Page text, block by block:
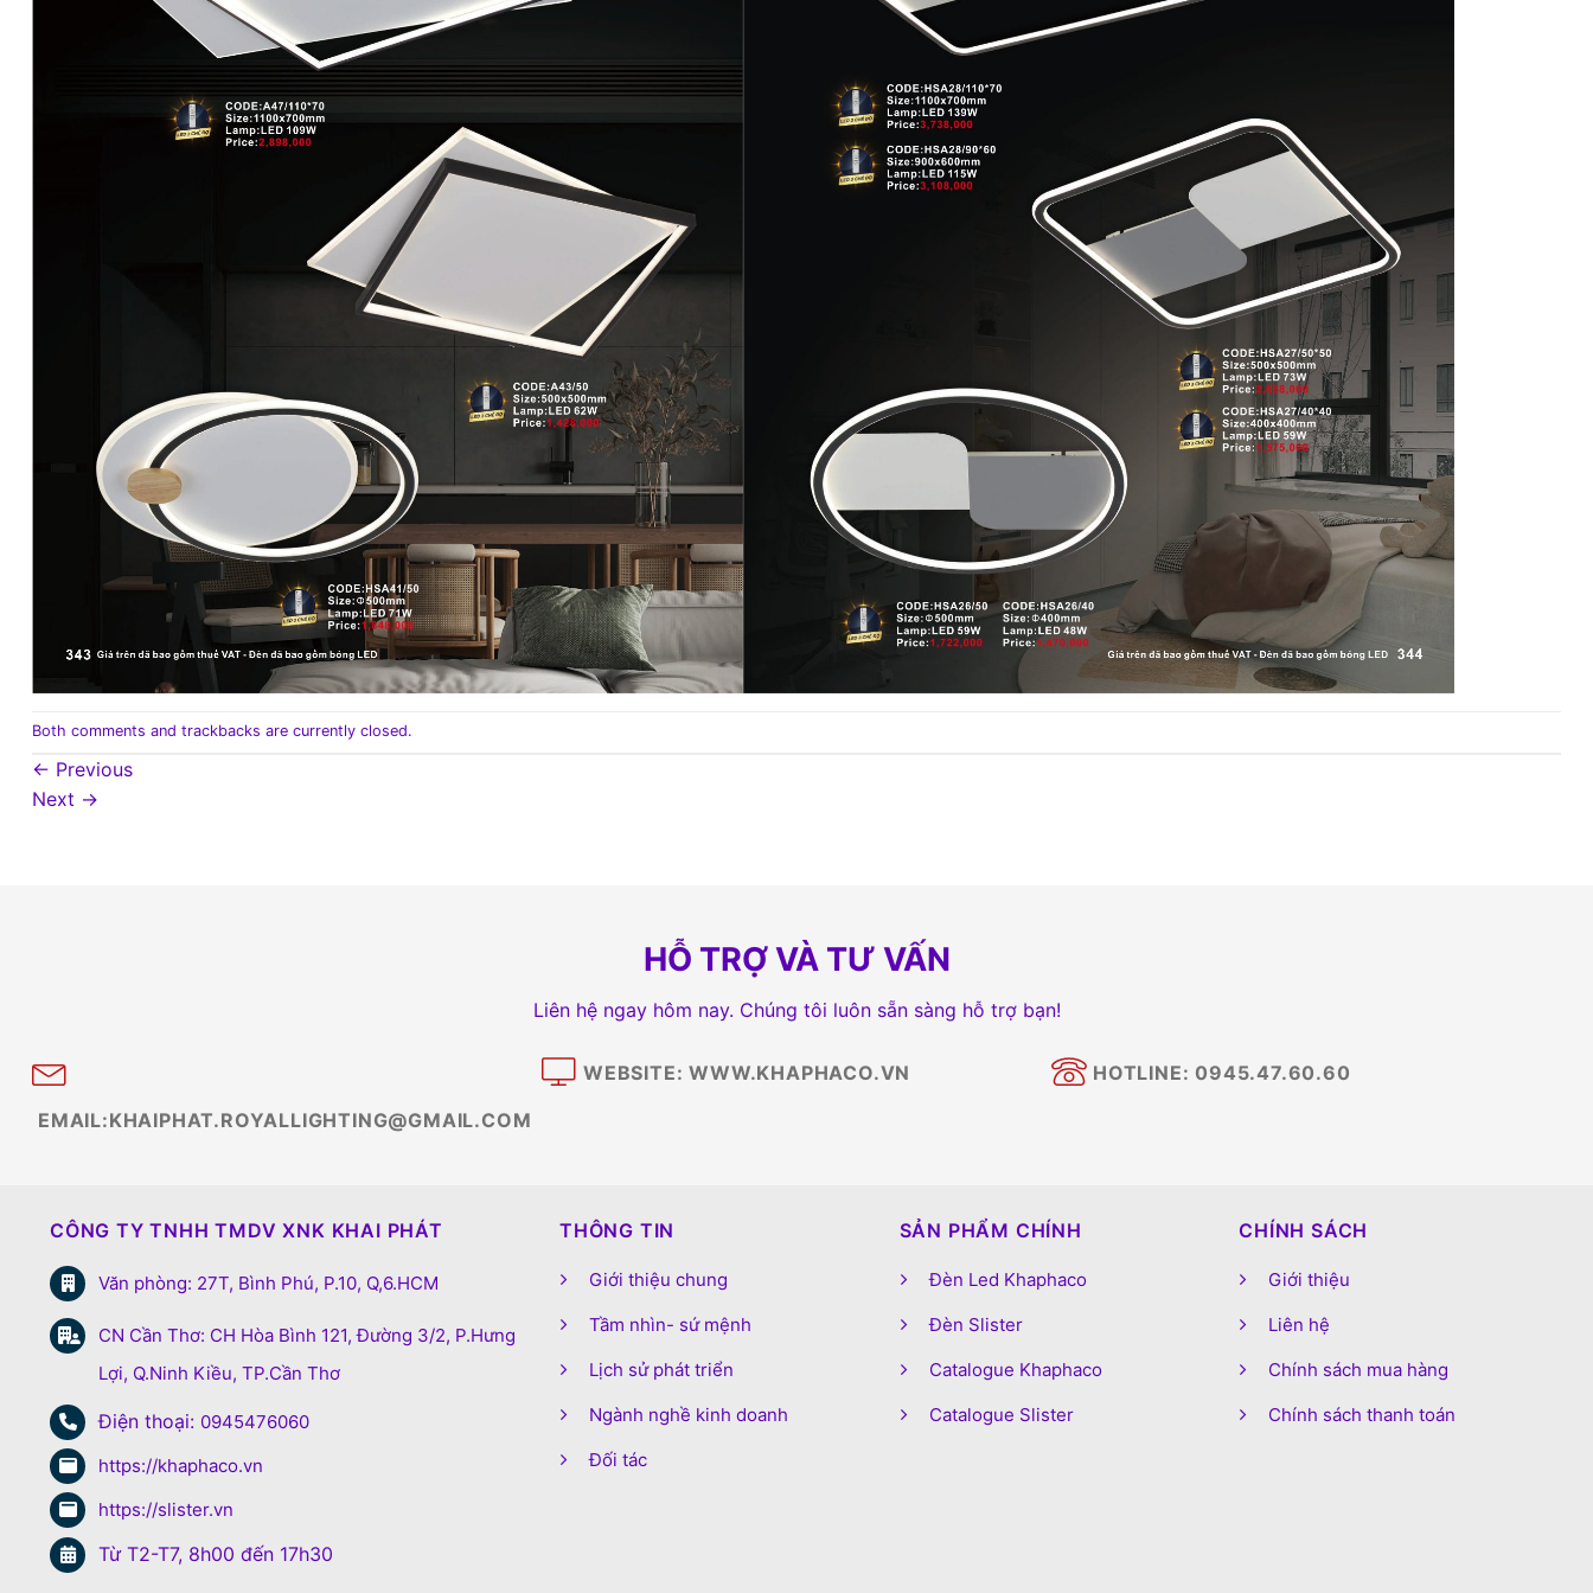
Both comments and trackbacks are currently closed.
← Previous
Next →
HỖ TRỢ VÀ TƯ VẤN
Liên hệ ngay hôm nay. Chúng tôi luôn sẵn sàng hỗ trợ bạn!
EMAIL:KHAIPHAT.ROYALLIGHTING@GMAIL.COM
WEBSITE: WWW.KHAPHACO.VN HOTLINE: 0945.47.60.60
CÔNG TY TNHH TMDV XNK KHAI PHÁT
Văn phòng: 27T, Bình Phú, P.10, Q,6.HCM
CN Cần Thơ: CH Hòa Bình 121, Đường 3/2, P.Hưng
Lợi, Q.Ninh Kiều, TP.Cần Thơ
Điện thoại: 0945476060
https://khaphaco.vn
https://slister.vn
Từ T2-T7, 8h00 đến 17h30
THÔNG TIN
Giới thiệu chung
Tầm nhìn- sứ mệnh
Lịch sử phát triển
Ngành nghề kinh doanh
Đối tác
SẢN PHẨM CHÍNH
Đèn Led Khaphaco
Đèn Slister
Catalogue Khaphaco
Catalogue Slister
CHÍNH SÁCH
Giới thiệu
Liên hệ
Chính sách mua hàng
Chính sách thanh toán